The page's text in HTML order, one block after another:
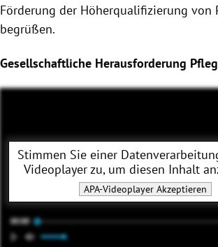
Förderung der Höherqualifizierung von
begrüßen.
Gesellschaftliche Herausforderung
Stimmen Sie einer
Videoplayerzu, um diesen Inhalt
APA-Videoplayer Akzeptieren